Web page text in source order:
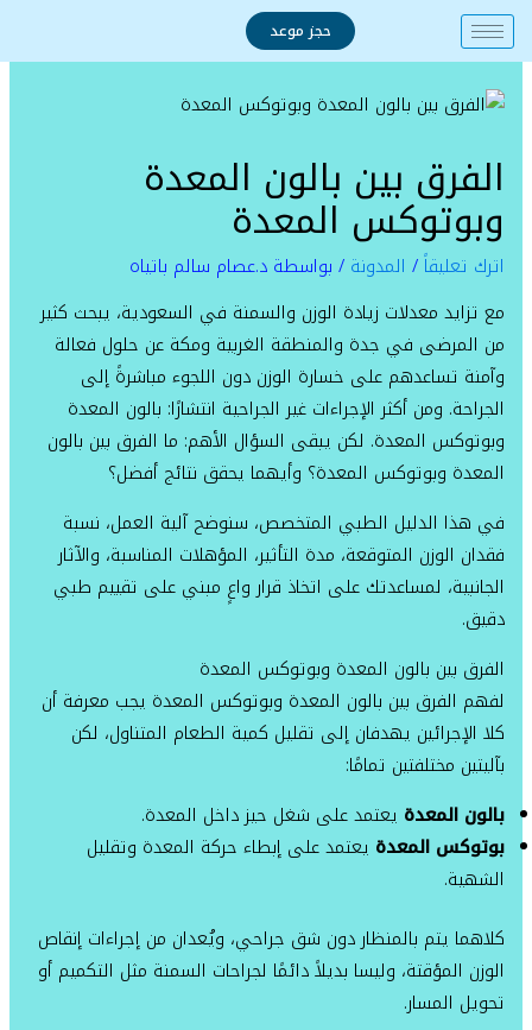
تخطي
إلى
حجز موعد
الفرق بين بالون المعدة
وبوتوكس المعدة
اترك تعليقاً/ المدونة / بواسطة د.عصام سالم باتياه
مع تزايد معدلات زيادة الوزن والسمنة في السعودية، يبحث كثير
من المرضى في جدة والمنطقة الغربية ومكة عن حلول فعالة
وآمنة تساعدهم على خسارة الوزن دون اللجوء مباشرةً إلى
الجراحة. ومن أكثر الإجراءات غير الجراحية انتشارًا: بالون المعدة
وبوتوكس المعدة. لكن يبقى السؤال الأهم: ما الفرق بين بالون
المعدة وبوتوكس المعدة؟ وأيهما يحقق نتائج أفضل؟
في هذا الدليل الطبي المتخصص، سنوضح آلية العمل، نسبة
فقدان الوزن المتوقعة، مدة التأثير، المؤهلات المناسبة، والآثار
الجانبية، لمساعدتك على اتخاذ قرار واعٍ مبني على تقييم طبي
دقيق.
الفرق بين بالون المعدة وبوتوكس المعدة
لفهم الفرق بين بالون المعدة وبوتوكس المعدة يجب معرفة أن
كلا الإجرائين يهدفان إلى تقليل كمية الطعام المتناول، لكن
بآليتين مختلفتين تمامًا:
بالون المعدة يعتمد على شغل حيز داخل المعدة.
بوتوكس المعدة يعتمد على إبطاء حركة المعدة وتقليل
الشهية.
كلاهما يتم بالمنظار دون شق جراحي، ويُعدان من إجراءات إنقاص
الوزن المؤقتة، وليسا بديلاً دائمًا لجراحات السمنة مثل التكميم أو
تحويل المسار.